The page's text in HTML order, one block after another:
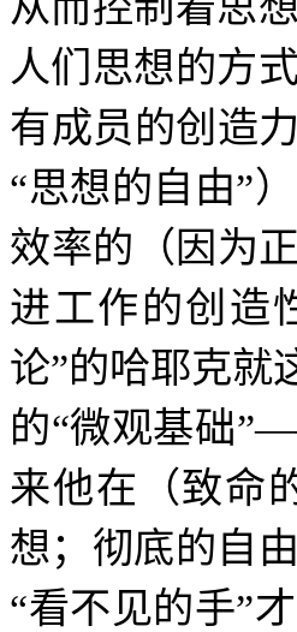
人们思想的方
有成员的创造
“思想的自由”
效率的（因为
进工作的创造
论”的哈耶克就
的“微观基础
来他在（致命
想；彻底的自
“看不见的手”